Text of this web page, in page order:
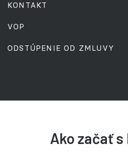
KONTAKT
VOP
ODSTÚPENIE OD ZMLUVY
Ako začať s